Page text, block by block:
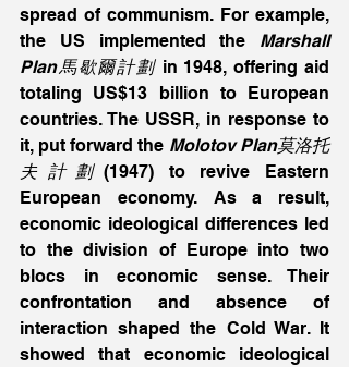
spread of communism. For example,
the US implemented the Marshall
Plan馬歇爾計劃 in 1948, offering aid
totaling US$13 billion to European
countries. The USSR, in response to
it, put forward the Molotov Plan莫洛托
夫計劃 (1947) to revive Eastern
European economy. As a result,
economic ideological differences led
to the division of Europe into two
blocs in economic sense. Their
confrontation and absence of
interaction shaped the Cold War. It
showed that economic ideological